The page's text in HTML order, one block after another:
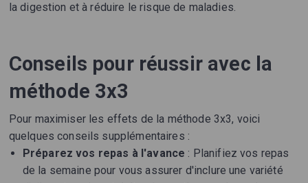
la digestion et à réduire le risque de maladies.
Conseils pour réussir avec la
méthode 3x3
Pour maximiser les effets de la méthode 3x3, voici
quelques conseils supplémentaires :
Préparez vos repas à l'avance : Planifiez vos repas
de la semaine pour vous assurer d'inclure une variété